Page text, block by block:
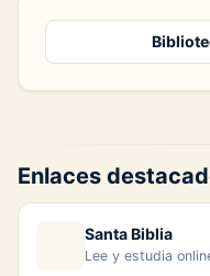
Enlaces
Santa Biblia
Lee y estudia